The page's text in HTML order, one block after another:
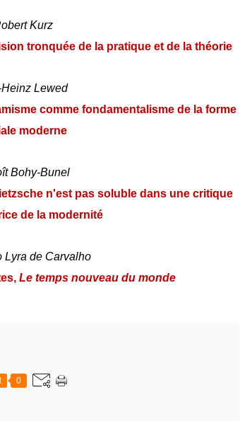
Kurz
tronquée de la pratique et de la théorie
Lewed
comme fondamentalisme de la forme
moderne
Bohy-Bunel
n'est pas soluble dans une critique
de la modernité
Lyra de Carvalho
Le temps nouveau du monde
0